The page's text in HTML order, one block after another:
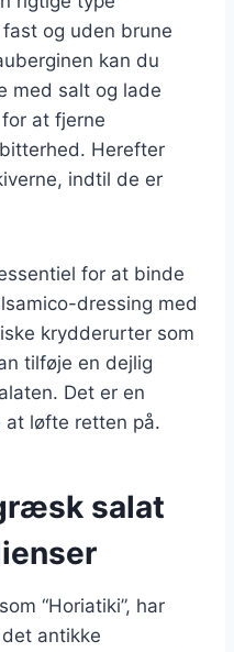
og uden brune
kan du
med salt og lade
at fjerne
Herefter
indtil de er
for at binde
dressing med
krydderurter som
tilføje en dejlig
Det er en
at løfte retten på.
salat
“Horiatiki”, har
antikke